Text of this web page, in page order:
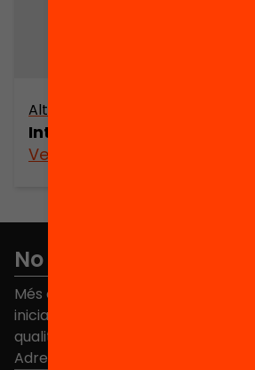
Altres arxius
Introduciendo un grupo
Veure’n més
No et perdis res
Més de 40.000 persones ja han
iniciatives, propostes i projectes
qualitat de l'educació a Catalunya.
Adreça electrònica